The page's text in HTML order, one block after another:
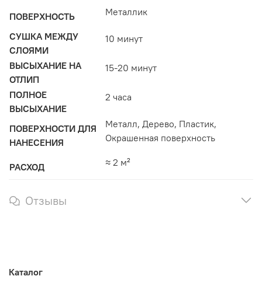
ПОВЕРХНОСТЬ Металлик
СУШКА МЕЖДУ
СЛОЯМИ
10 минут
ВЫСЫХАНИЕ НА
ОТЛИП
15-20 минут
ПОЛНОЕ
ВЫСЫХАНИЕ
2 часа
ПОВЕРХНОСТИ ДЛЯ
НАНЕСЕНИЯ
Металл, Дерево, Пластик,
Окрашенная поверхность
РАСХОД ≈ 2 м²
Отзывы
Каталог